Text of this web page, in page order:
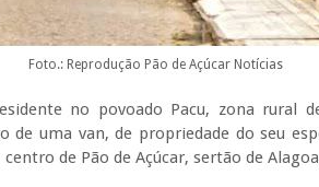
Foto.: Reprodução Pão de Açúcar Notícias
no povoado Pacu, zona rural
de uma van, de propriedade do seu
de Pão de Açúcar, sertão de